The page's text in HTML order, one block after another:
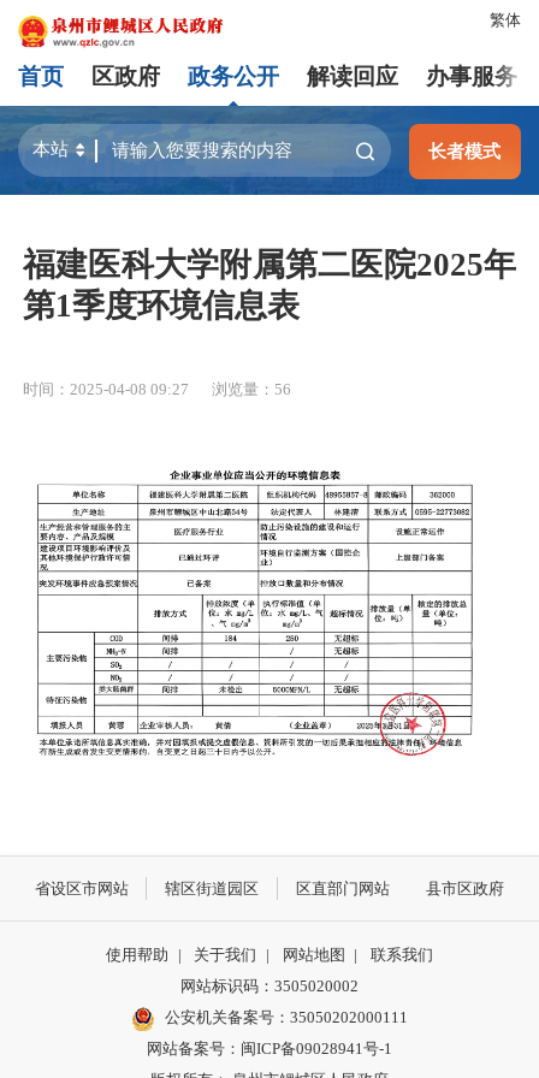
繁体
首页 区政府 政务公开 解读回应 办事服务
长者模式
福建医科大学附属第二医院2025年
第1季度环境信息表
时间：2025-04-08 09:27 浏览量： 56
省设区市网站 辖区街道园区 区直部门网站 县市区政府
使用帮助 | 关于我们 | 网站地图 |
联系我们
网站标识码：3505020002
公安机关备案号：35050202000111
网站备案号：闽ICP备09028941号-1